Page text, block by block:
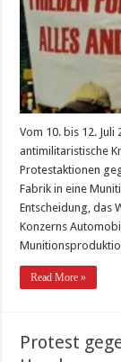
Vom 10. bis 12.
antimilitaristische
Protestaktionen
Fabrik in eine
Entscheidung, das
Konzerns
Read More »
Protest